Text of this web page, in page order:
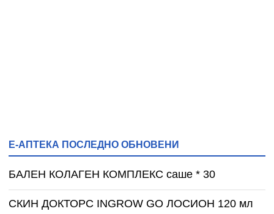
Е-АПТЕКА ПОСЛЕДНО ОБНОВЕНИ
БАЛЕН КОЛАГЕН КОМПЛЕКС саше * 30
СКИН ДОКТОРС INGROW GO ЛОСИОН 120 мл